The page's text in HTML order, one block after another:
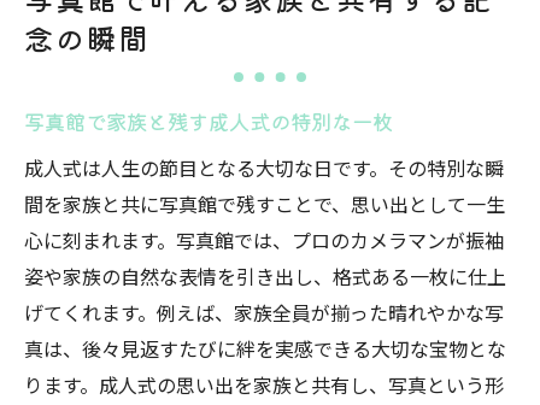
念の瞬間
写真館で家族と残す成人式の特別な一枚
成人式は人生の節目となる大切な日です。その特別な瞬
間を家族と共に写真館で残すことで、思い出として一生
心に刻まれます。写真館では、プロのカメラマンが振袖
姿や家族の自然な表情を引き出し、格式ある一枚に仕上
げてくれます。例えば、家族全員が揃った晴れやかな写
真は、後々見返すたびに絆を実感できる大切な宝物とな
ります。成人式の思い出を家族と共有し、写真という形